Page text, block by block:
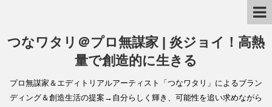
つなワタリ＠プロ無謀家 | 炎ジョイ！高熱
量で創造的に生きる
プロ無謀家＆エディトリアルアーティスト「つなワタリ」によるブラン
ディング＆創造生活の提案→自分らしく輝き、可能性を追い求めながら